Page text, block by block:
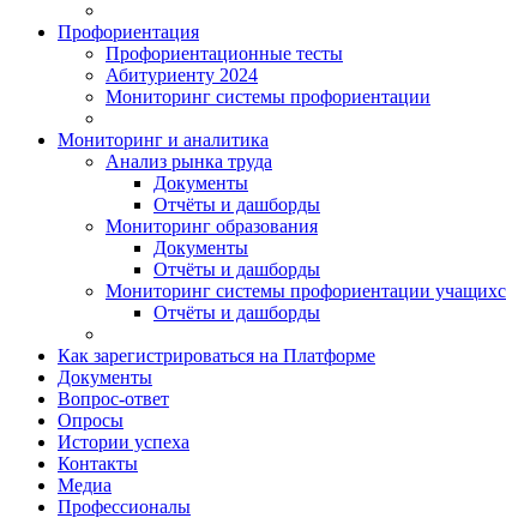
Профориентация
Профориентационные тесты
Абитуриенту 2024
Мониторинг системы профориентации
Мониторинг и аналитика
Анализ рынка труда
Документы
Отчёты и дашборды
Мониторинг образования
Документы
Отчёты и дашборды
Мониторинг системы профориентации
Отчёты и дашборды
Как зарегистрироваться на Платформе
Документы
Вопрос-ответ
Опросы
Истории успеха
Контакты
Медиа
Профессионалы